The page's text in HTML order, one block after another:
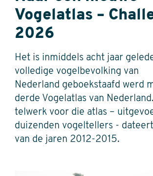
Vogelatlas –
2026
Het is inmiddels acht jaar
volledige vogelbevolking van
Nederland geboekstaafd werd
derde Vogelatlas van
telwerk voor die atlas –
duizenden vogeltellers -
van de jaren 2012-2015.